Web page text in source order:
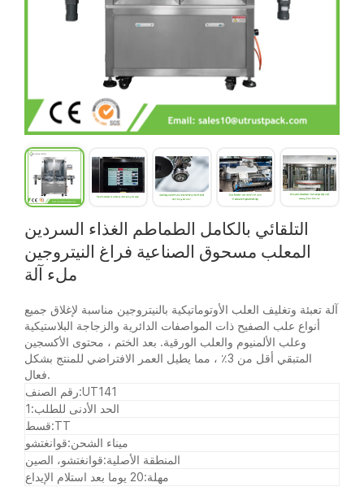
التلقائي بالكامل الطماطم الغذاء السردين
المعلب مسحوق الصناعية فراغ النيتروجين
ملء آلة
آلة تعبئة وتغليف العلب الأوتوماتيكية بالنيتروجين مناسبة لإغلاق جميع
أنواع علب الصفيح ذات المواصفات الدائرية والزجاجة البلاستيكية
وعلب الألمنيوم والعلب الورقية. بعد الختم ، محتوى الأكسجين
المتبقي أقل من 3٪ ، مما يطيل العمر الافتراضي للمنتج بشكل
فعال.
رقم الصنف:UT141
الحد الأدنى للطلب:1
قسط:TT
ميناء الشحن:قوانغتشو
المنطقة الأصلية:قوانغتشو، الصين
مهلة:20 يوما بعد استلام الإيداع